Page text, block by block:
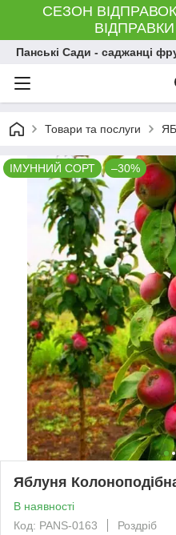
СЕЗОН
Панські Сади - саджанці
Товари та послуги
ІМУННИЙ СОРТ –30%
Яблуня
В наявності
Код: PANS-0163
Роздріб